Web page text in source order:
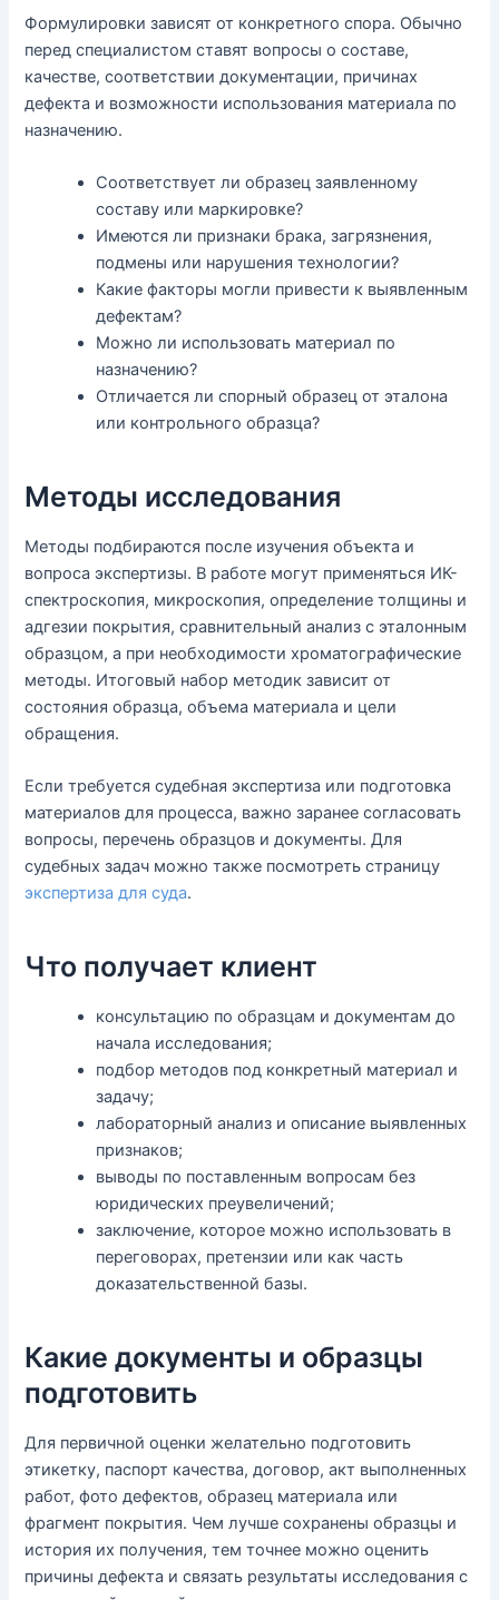
Формулировки зависят от конкретного спора. Обычно
перед специалистом ставят вопросы о составе,
качестве, соответствии документации, причинах
дефекта и возможности использования материала по
назначению.
Соответствует ли образец заявленному
составу или маркировке?
Имеются ли признаки брака, загрязнения,
подмены или нарушения технологии?
Какие факторы могли привести к выявленным
дефектам?
Можно ли использовать материал по
назначению?
Отличается ли спорный образец от эталона
или контрольного образца?
Методы исследования
Методы подбираются после изучения объекта и
вопроса экспертизы. В работе могут применяться ИК-
спектроскопия, микроскопия, определение толщины и
адгезии покрытия, сравнительный анализ с эталонным
образцом, а при необходимости хроматографические
методы. Итоговый набор методик зависит от
состояния образца, объема материала и цели
обращения.
Если требуется судебная экспертиза или подготовка
материалов для процесса, важно заранее согласовать
вопросы, перечень образцов и документы. Для
судебных задач можно также посмотреть страницу
экспертиза для суда.
Что получает клиент
консультацию по образцам и документам до
начала исследования;
подбор методов под конкретный материал и
задачу;
лабораторный анализ и описание выявленных
признаков;
выводы по поставленным вопросам без
юридических преувеличений;
заключение, которое можно использовать в
переговорах, претензии или как часть
доказательственной базы.
Какие документы и образцы
подготовить
Для первичной оценки желательно подготовить
этикетку, паспорт качества, договор, акт выполненных
работ, фото дефектов, образец материала или
фрагмент покрытия. Чем лучше сохранены образцы и
история их получения, тем точнее можно оценить
причины дефекта и связать результаты исследования с